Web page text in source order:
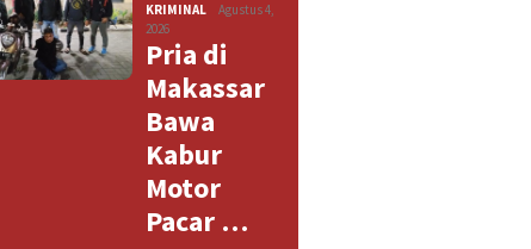
KRIMINAL
Agustus 4,
2026
Pria di
Makassar
Bawa
Kabur
Motor
Pacar …